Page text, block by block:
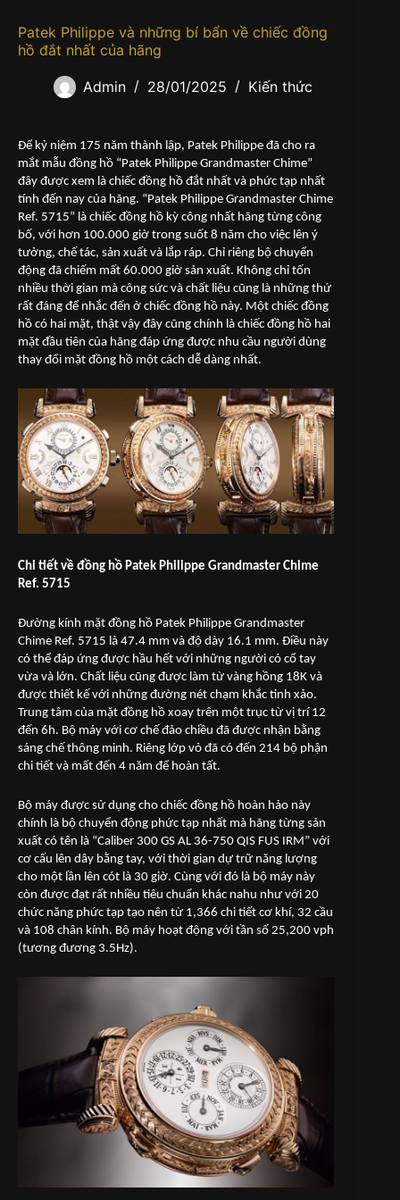
Patek Philippe và những bí bẩn về chiếc đồng
hồ đắt nhất của hãng
Admin 28/01/2025 Kiến thức
Để kỷ niệm 175 năm thành lập, Patek Philippe đã cho ra
mắt mẫu đồng hồ “Patek Philippe Grandmaster Chime”
đây được xem là chiếc đồng hồ đắt nhất và phức tạp nhất
tính đến nay của hãng. “Patek Philippe Grandmaster Chime
Ref. 5715” là chiếc đồng hồ kỳ công nhất hãng từng công
bố, với hơn 100.000 giờ trong suốt 8 năm cho việc lên ý
tưởng, chế tác, sản xuất và lắp ráp. Chỉ riêng bộ chuyển
động đã chiếm mất 60.000 giờ sản xuất. Không chỉ tốn
nhiều thời gian mà công sức và chất liệu cũng là những thứ
rất đáng để nhắc đến ở chiếc đồng hồ này. Một chiếc đồng
hồ có hai mặt, thật vậy đây cũng chính là chiếc đồng hồ hai
mặt đầu tiên của hãng đáp ứng được nhu cầu người dùng
thay đổi mặt đồng hồ một cách dễ dàng nhất.
Chi tiết về đồng hồ Patek Philippe Grandmaster Chime
Ref. 5715
Đường kính mặt đồng hồ Patek Philippe Grandmaster
Chime Ref. 5715 là 47.4 mm và độ dày 16.1 mm. Điều này
có thể đáp ứng được hầu hết với những người có cổ tay
vừa và lớn. Chất liệu cũng được làm từ vàng hồng 18K và
được thiết kế với những đường nét chạm khắc tinh xảo.
Trung tâm của mặt đồng hồ xoay trên một trục từ vị trí 12
đến 6h. Bộ máy với cơ chế đảo chiều đã được nhận bằng
sáng chế thông minh. Riêng lớp vỏ đã có đến 214 bộ phận
chi tiết và mất đến 4 năm để hoàn tất.
Bộ máy được sử dụng cho chiếc đồng hồ hoàn hảo này
chính là bộ chuyển động phức tạp nhất mà hãng từng sản
xuất có tên là “Caliber 300 GS AL 36-750 QIS FUS IRM” với
cơ cấu lên dây bằng tay, với thời gian dự trữ năng lượng
cho một lần lên cót là 30 giờ. Cùng với đó là bộ máy này
còn được đạt rất nhiều tiêu chuẩn khác nahu như với 20
chức năng phức tạp tạo nên từ 1,366 chi tiết cơ khí, 32 cầu
và 108 chân kính. Bộ máy hoạt động với tần số 25,200 vph
(tương đương 3.5Hz).